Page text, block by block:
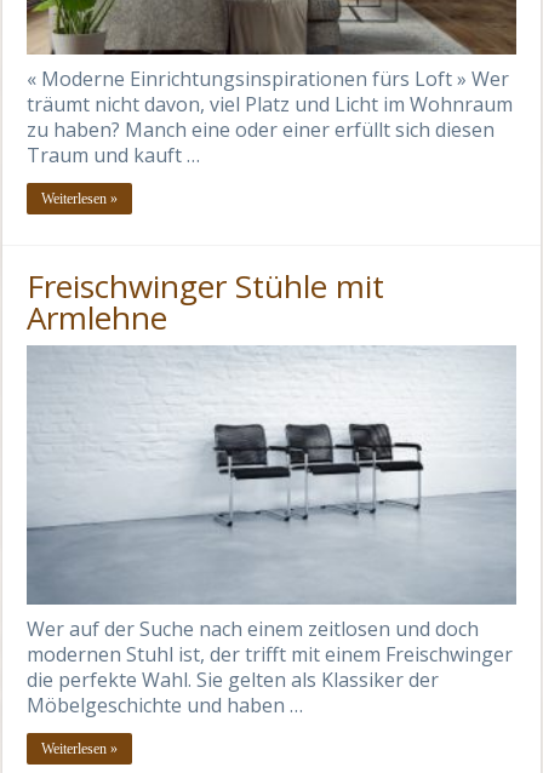
« Moderne Einrichtungsinspirationen fürs Loft » Wer
träumt nicht davon, viel Platz und Licht im Wohnraum
zu haben? Manch eine oder einer erfüllt sich diesen
Traum und kauft …
Weiterlesen »
Freischwinger Stühle mit
Armlehne
Wer auf der Suche nach einem zeitlosen und doch
modernen Stuhl ist, der trifft mit einem Freischwinger
die perfekte Wahl. Sie gelten als Klassiker der
Möbelgeschichte und haben …
Weiterlesen »